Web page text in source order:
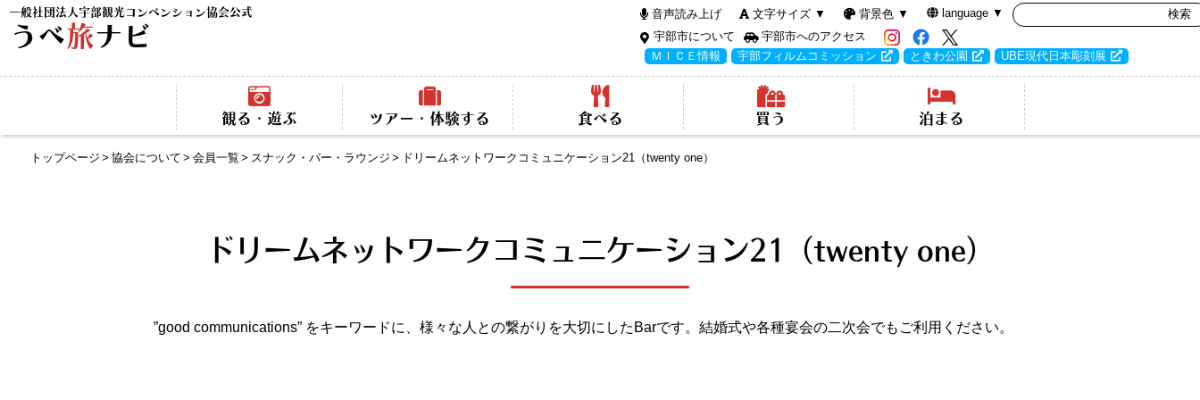
一般社団法人宇部観光コンベンション協会公式
うべ旅ナビ
音声読み上げ 文字サイズ ▼ 背景色 ▼
language ▼
宇部市について
宇部市へのアクセス
ＭＩＣＥ情報
宇部フィルムコミッション ときわ公園 UBE現代日本彫刻展
観る・遊ぶ ツアー・体験する 食べる 買う 泊まる
トップページ 協会について 会員一覧 スナック・バー・ラウンジ ドリームネットワークコミュニケーション21（twenty one）
ドリームネットワークコミュニケーション21（twenty one）
”good communications” をキーワードに、様々な人との繋がりを大切にしたBarです。結婚式や各種宴会の二次会でもご利用ください。